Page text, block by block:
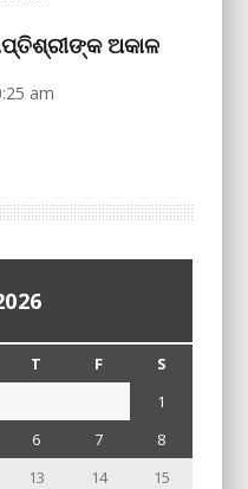
ଅକାଳ
am
T F
S
1
6 7
8
13 14
15